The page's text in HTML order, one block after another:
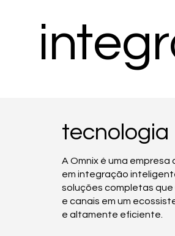
tecnologia
A Omnix é uma
em integração
soluções completas
e canais em um
e altamente eficiente.